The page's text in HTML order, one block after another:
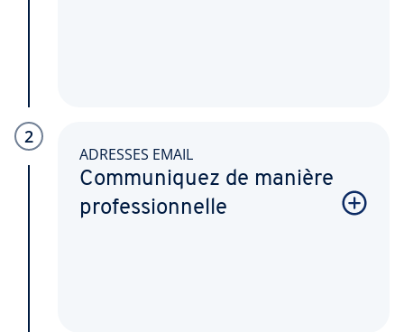
2
ADRESSES EMAIL
Communiquez de manière
professionnelle